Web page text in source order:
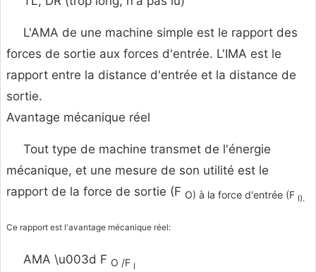
L'AMA de une machine simple est le rapport des
forces de sortie aux forces d'entrée. L'IMA est le
rapport entre la distance d'entrée et la distance de
sortie.
Avantage mécanique réel
Tout type de machine transmet de l'énergie
mécanique, et une mesure de son utilité est le
rapport de la force de sortie (F O) à la force d'entrée (F I).
Ce rapport est l'avantage mécanique réel:
AMA \u003d F O /F I